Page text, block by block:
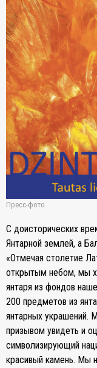
Пресс-фото
С доисторических
Янтарной землей, а
«Отмечая столетие
открытым небом, мы
янтаря из фондов
200 предметов из
янтарных украшений.
призывом увидеть и
символизирующий
красивый камень. Мы